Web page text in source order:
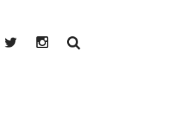
FacebookTwitterInstagram